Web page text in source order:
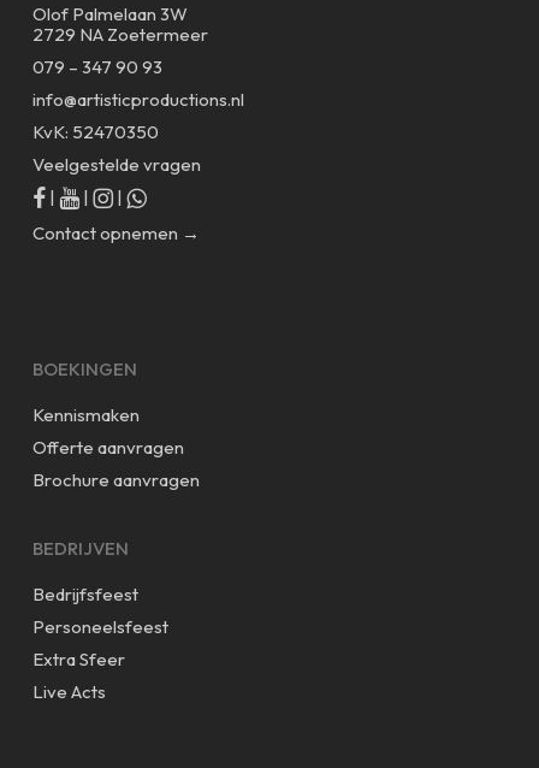
Olof Palmelaan 3W
2729 NA Zoetermeer
079 – 347 90 93
info@artisticproductions.nl
KvK: 52470350
Veelgestelde vragen
|
|
|
Contact opnemen →
BOEKINGEN
Kennismaken
Offerte aanvragen
Brochure aanvragen
BEDRIJVEN
Bedrijfsfeest
Personeelsfeest
Extra Sfeer
Live Acts